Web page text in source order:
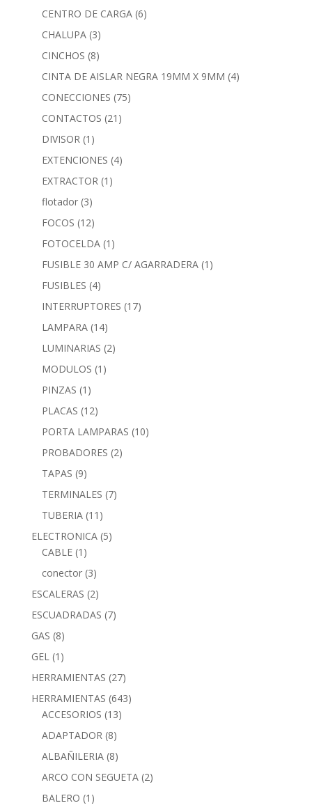
CENTRO DE CARGA (6)
CHALUPA (3)
CINCHOS (8)
CINTA DE AISLAR NEGRA 19MM X 9MM (4)
CONECCIONES (75)
CONTACTOS (21)
DIVISOR (1)
EXTENCIONES (4)
EXTRACTOR (1)
flotador (3)
FOCOS (12)
FOTOCELDA (1)
FUSIBLE 30 AMP C/ AGARRADERA (1)
FUSIBLES (4)
INTERRUPTORES (17)
LAMPARA (14)
LUMINARIAS (2)
MODULOS (1)
PINZAS (1)
PLACAS (12)
PORTA LAMPARAS (10)
PROBADORES (2)
TAPAS (9)
TERMINALES (7)
TUBERIA (11)
ELECTRONICA (5)
CABLE (1)
conector (3)
ESCALERAS (2)
ESCUADRADAS (7)
GAS (8)
GEL (1)
HERRAMIENTAS (27)
HERRAMIENTAS (643)
ACCESORIOS (13)
ADAPTADOR (8)
ALBAÑILERIA (8)
ARCO CON SEGUETA (2)
BALERO (1)